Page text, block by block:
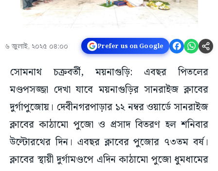
৬ জুলাই, ২০২৫ ০৪:০০ Prefer us on Google
সোমনাথ চক্রবর্তী, ময়নাগুড়ি: এবছর পিতলের
মণ্ডপসজ্জা দেখা যাবে ময়নাগুড়ির সানরাইজ ক্লাবের
দুর্গাপুজোয়। দেবীনগরপাড়ার ১২ নম্বর ওয়ার্ডে সানরাইজ
ক্লাবের কাঠামো পুজো ও প্রসাদ বিতরণ হল শনিবার
উল্টোরথের দিন। এবছর ক্লাবের পুজোর ৭৩তম বর্ষ।
ক্লাবের স্থায়ী দুর্গামণ্ডপে এদিন কাঠামো পুজো ধুমধামের